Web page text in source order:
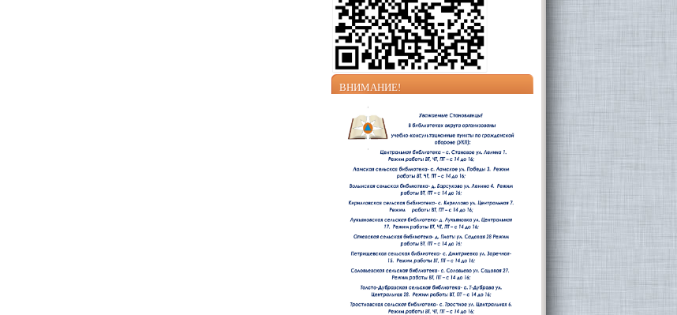
ВНИМАНИЕ!